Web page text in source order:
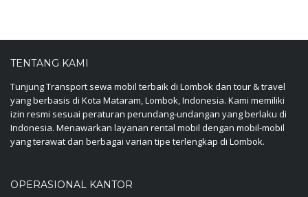
TENTANG KAMI
Tunjung Transport sewa mobil terbaik di Lombok dan tour & travel
yang berbasis di Kota Mataram, Lombok, Indonesia. Kami memiliki
izin resmi sesuai peraturan perundang-undangan yang berlaku di
Indonesia. Menawarkan layanan rental mobil dengan mobil-mobil
yang terawat dan berbagai varian tipe terlengkap di Lombok.
OPERASIONAL KANTOR